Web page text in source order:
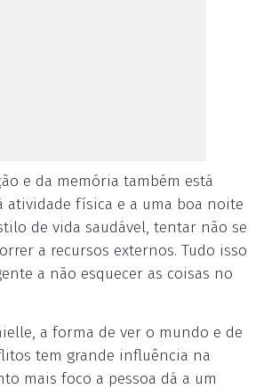
e da memória também está
atividade física e a uma boa noite
de vida saudável, tentar não se
a recursos externos. Tudo isso
a não esquecer as coisas no
a forma de ver o mundo e de
tem grande influência na
mais foco a pessoa dá a um